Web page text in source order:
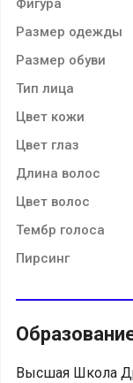
Фигура
Размер одежды
Размер обуви
Тип лица
Цвет кожи
Цвет глаз
Длина волос
Цвет волос
Тембр голоса
Пирсинг
Высшая Школа